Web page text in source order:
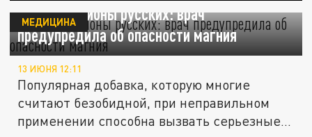
Пьют миллионы русских: врач
предупредила об опасности магния
МЕДИЦИНА
13 ИЮНЯ 12:11
Популярная добавка, которую многие
считают безобидной, при неправильном
применении способна вызвать серьезные...